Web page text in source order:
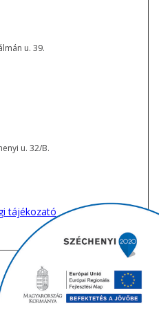
u. 39.
u. 32/B.
tájékozató
jog fenntartva | Facebook